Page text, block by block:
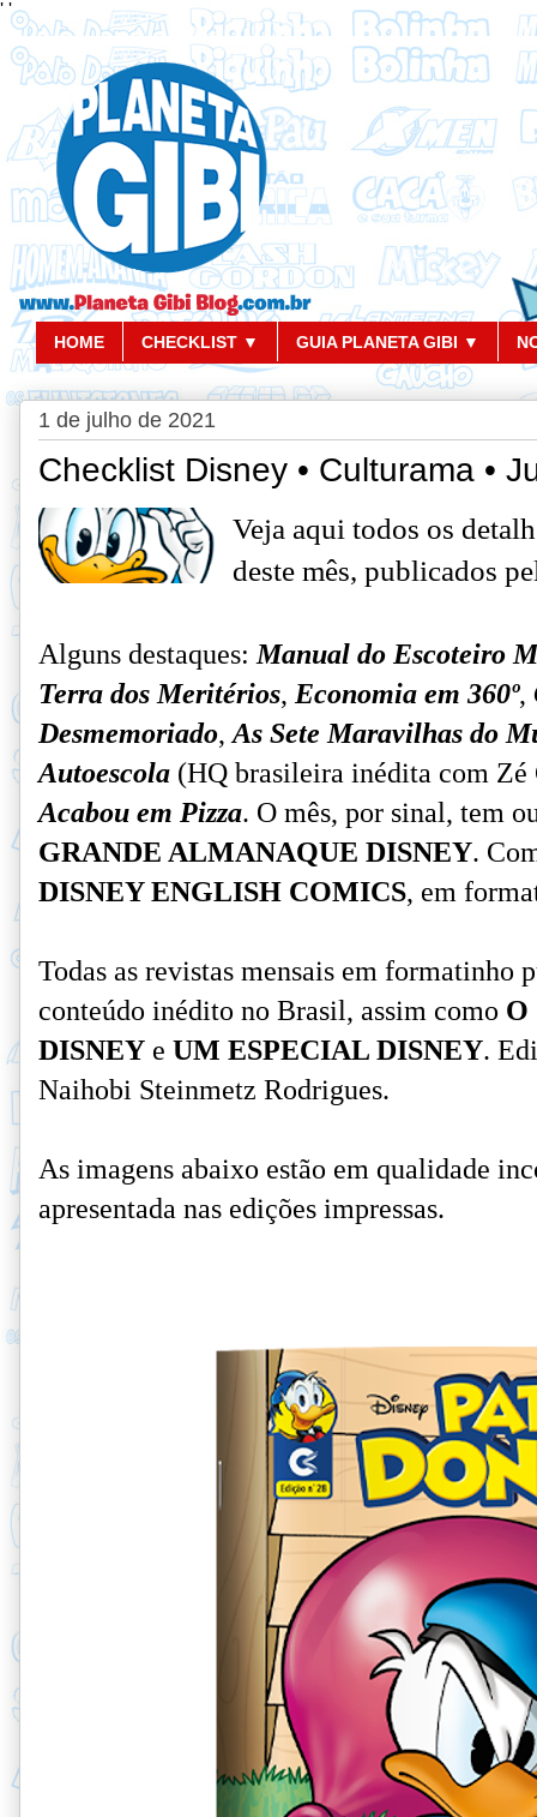
' '
HOME CHECKLIST ▼ GUIA PLANETA GIBI ▼
1 de julho de 2021
Checklist Disney • Culturama •
Veja aqui todos os
deste mês, publicados
Alguns destaques: Manual do Escoteiro
Terra dos Meritérios, Economia em 360º,
Desmemoriado, As Sete Maravilhas do
Autoescola (HQ brasileira inédita com
Acabou em Pizza. O mês, por sinal, tem
GRANDE ALMANAQUE DISNEY.
DISNEY ENGLISH COMICS, em
Todas as revistas mensais em formatinho
conteúdo inédito no Brasil, assim como O
DISNEY e UM ESPECIAL DISNEY.
Naihobi Steinmetz Rodrigues.
As imagens abaixo estão em qualidade
apresentada nas edições impressas.